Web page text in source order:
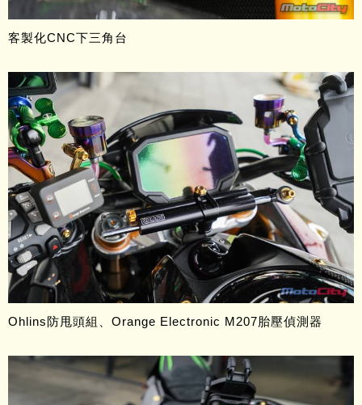
客製化CNC下三角台
Ohlins防甩頭組、Orange Electronic M207胎壓偵測器